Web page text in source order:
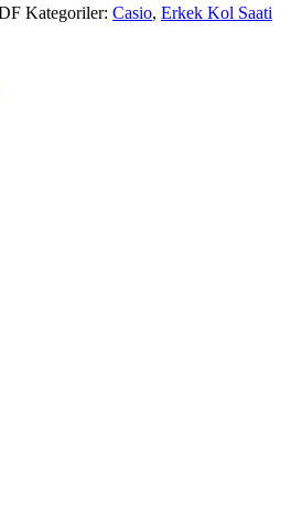
Kategoriler: Casio, Erkek Kol Saati